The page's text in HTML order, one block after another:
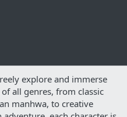
explore and immerse
all genres, from classic
manhwa, to creative